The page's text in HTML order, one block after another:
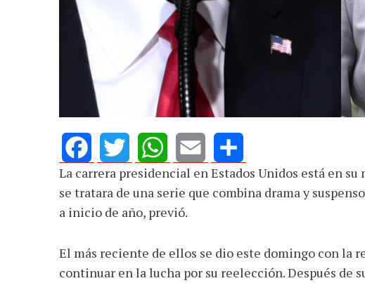
FacebookTwitterWhatsAppEmail Share
La carrera presidencial en Estados Unidos está en
se tratara de una serie que combina drama y
a inicio de año, previó.
El más reciente de ellos se dio este domingo con la
continuar en la lucha por su reelección. Después de